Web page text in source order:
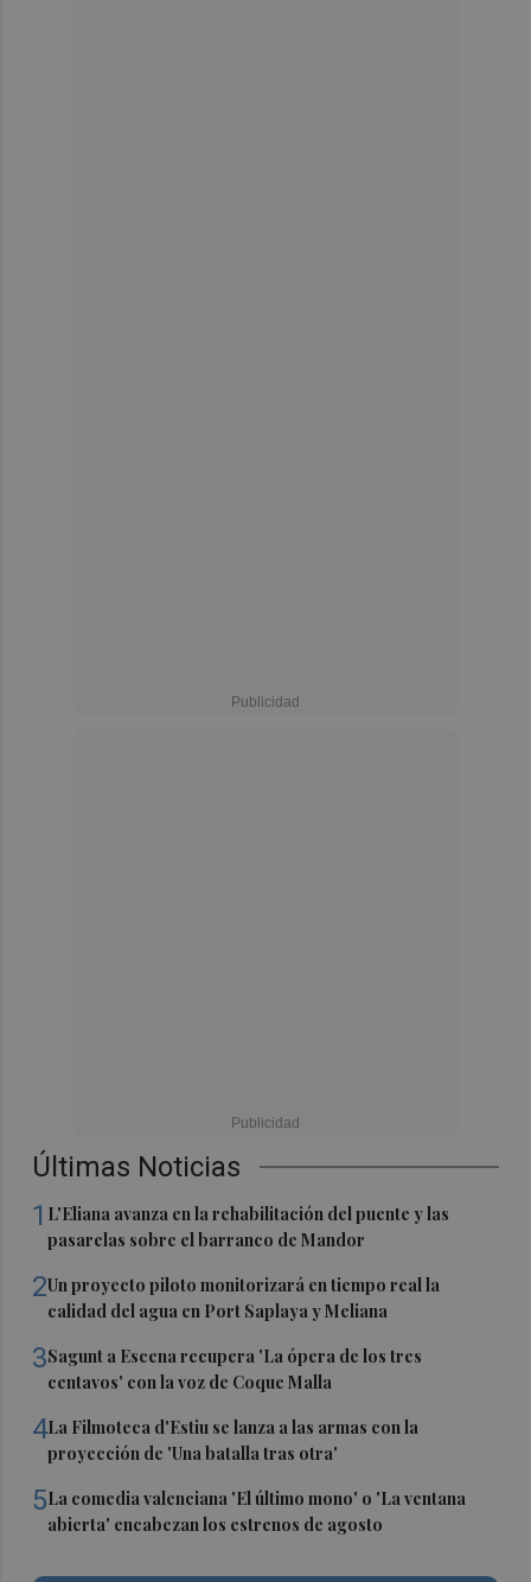
Últimas Noticias
1 L'Eliana avanza en la rehabilitación del puente y las
pasarelas sobre el barranco de Mandor
2Un proyecto piloto monitorizará en tiempo real la
calidad del agua en Port Saplaya y Meliana
3Sagunt a Escena recupera 'La ópera de los tres
centavos' con la voz de Coque Malla
4La Filmoteca d'Estiu se lanza a las armas con la
proyección de 'Una batalla tras otra'
5La comedia valenciana 'El último mono' o 'La ventana
abierta' encabezan los estrenos de agosto